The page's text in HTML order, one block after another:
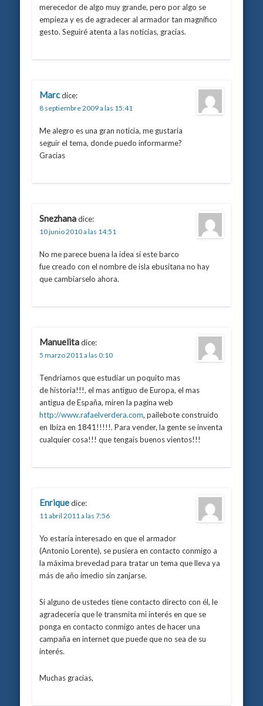
merecedor de algo muy grande, pero por algo se
empieza y es de agradecer al armador tan magnífico
gesto. Seguiré atenta a las noticias, gracias.
Marc dice:
8 septiembre 2009 a las 15:41
Me alegro es una gran noticia, me gustaria
seguir el tema, donde puedo informarme?
Gracias
Snezhana dice:
10 junio 2010 a las 14:51
No me parece buena la idea si este barco
fue creado con el nombre de isla ebusitana no hay
que cambiarselo ahora.
Manuelita dice:
5 marzo 2011 a las 0:10
Tendriamos que estudiar un poquito mas
de historia!!!, el mas antiguo de Europa, el mas
antigua de España, miren la pagina web
http://www.rafaelverdera.com, pailebote construido
en Ibiza en 1841!!!!!. Para vender, la gente se inventa
cualquier cosa!!! que tengais buenos vientos!!!
Enrique dice:
11 abril 2011 a las 7:56
Yo estaría interesado en que el armador
(Antonio Lorente), se pusiera en contacto conmigo a
la máxima brevedad para tratar un tema que lleva ya
más de año imedio sin zanjarse.
Si alguno de ustedes tiene contacto directo con él, le
agradecería que le transmita mi interés en que se
ponga en contacto conmigo antes de hacer una
campaña en internet que puede que no sea de su
interés.
Muchas gracias,